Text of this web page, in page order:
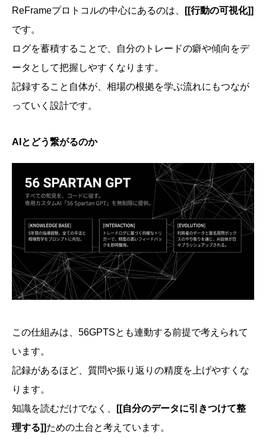
ReFrameプロトコルの中心にあるのは、
[[行動の可視化]]
です。
ログを蓄積することで、自分のトレードの癖や傾向をデ
ータとして把握しやすくなります。
記録すること自体が、相場の根拠を学ぶ流れにもつなが
っていく設計です。
AIとどう繋がるのか
この仕組みは、56GPTSとも連動する前提で考えられて
います。
記録があるほど、質問や振り返りの精度を上げやすくな
ります。
知識を読むだけでなく、
[[自分のデータに引きつけて整
理する]]ための土台と考えています。